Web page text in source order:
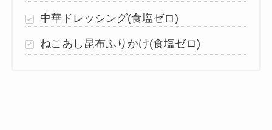
中華ドレッシング(食塩ゼロ)
ねこあし昆布ふりかけ(食塩ゼロ)